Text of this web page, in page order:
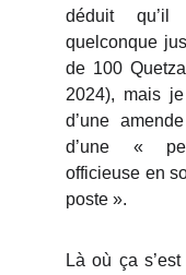
déduit
quelconque
de 100
2024), mais
d’une
d’une «
officieuse en
poste ».
Là où ça